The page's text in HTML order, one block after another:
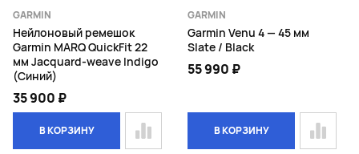
GARMIN
Нейлоновый ремешок
Garmin MARQ QuickFit 22
мм Jacquard-weave Indigo
(Синий)
35 900 ₽
В КОРЗИНУ
GARMIN
Garmin Venu 4 — 45 мм
Slate / Black
55 990 ₽
В КОРЗИНУ